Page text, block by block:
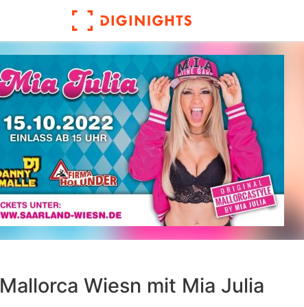
Mallorca Wiesn mit Mia Julia